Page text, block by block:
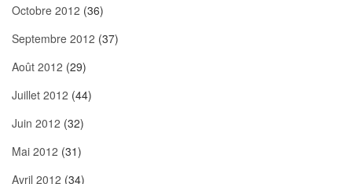
Octobre 2012 (36)
Septembre 2012 (37)
Août 2012 (29)
Juillet 2012 (44)
Juin 2012 (32)
Mai 2012 (31)
Avril 2012 (34)